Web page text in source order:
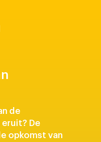
de
De
opkomst van